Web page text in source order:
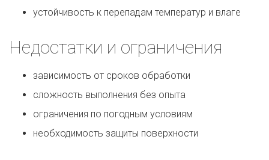
устойчивость к перепадам температур и влаге
Недостатки и ограничения
зависимость от сроков обработки
сложность выполнения без опыта
ограничения по погодным условиям
необходимость защиты поверхности